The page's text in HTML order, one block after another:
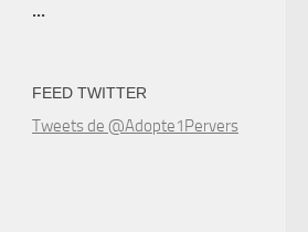
...
FEED TWITTER
Tweets de @Adopte1Pervers